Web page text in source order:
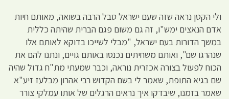
ולי הקטן נראה שזה שעם ישראל סבל הרבה בשואה, מאותם חיות
אדם הנאצים ימש"ו, זה גם משום פגם הברית שהיתה כללית
במשך הדורות בעם ישראל, "מבלי לשייכו בדוקא לאותם אלו
שנהרגו שם", ואותם משחיתים נכנסו באותם גויים, ונתנו להם את
הכוח לפעול בצורה אכזרית נוראה, וכבר שמעתי מת"ח גדול שהיה
שם בגיא התופת, שאמר לי בשם הקדוש רבי אהרון מבלעז זיע"א
שאמר בזמנו, שיבדקו איך נראים הרגלים של אותו עמלקי צורר